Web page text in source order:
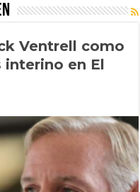
Ventrell como
interino en El